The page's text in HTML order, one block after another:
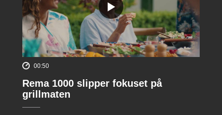
00:50
Rema 1000 slipper fokuset på
grillmaten